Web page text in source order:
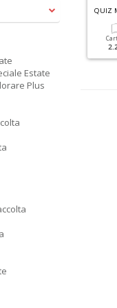
QUIZ
Estate
Plus